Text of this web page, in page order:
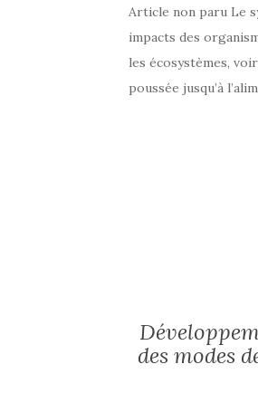
Article non paru Le
impacts des
les écosystèmes,
poussée jusqu’à
des modes